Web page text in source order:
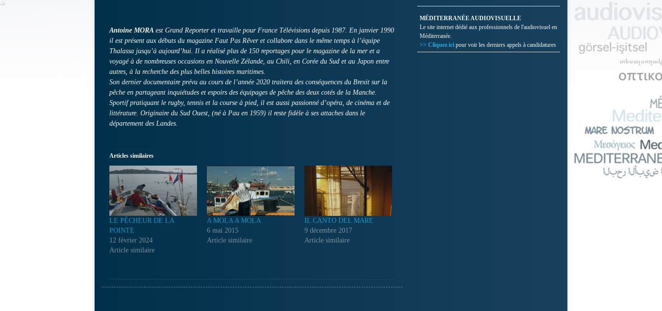
Antoine MORA est Grand Reporter et travaille pour France Télévisions depuis 1987. En janvier 1990
il est présent aux débuts du magazine Faut Pas Rêver et collabore dans le même temps à l’équipe
Thalassa jusqu’à aujourd’hui. Il a réalisé plus de 150 reportages pour le magazine de la mer et a
voyagé à de nombreuses occasions en Nouvelle Zélande, au Chili, en Corée du Sud et au Japon entre
autres, à la recherche des plus belles histoires maritimes.
Son dernier documentaire prévu au cours de l’année 2020 traitera des conséquences du Brexit sur la
pêche en partageant inquiétudes et espoirs des équipages de pêche des deux cotés de la Manche.
Sportif pratiquant le rugby, tennis et la course à pied, il est aussi passionné d’opéra, de cinéma et de
littérature. Originaire du Sud Ouest, (né à Pau en 1959) il reste fidèle à ses attaches dans le
département des Landes.
Articles similaires
LE PÊCHEUR DE LA
POINTE
12 février 2024
Article similaire
A MOLA A MOLA
6 mai 2015
Article similaire
IL CANTO DEL MARE
9 décembre 2017
Article similaire
MÉDITERRANÉE AUDIOVISUELLE
Le site internet dédié aux professionnels de l'audiovisuel en
Méditerranée.
>> Cliquez ici pour voir les derniers appels à candidatures